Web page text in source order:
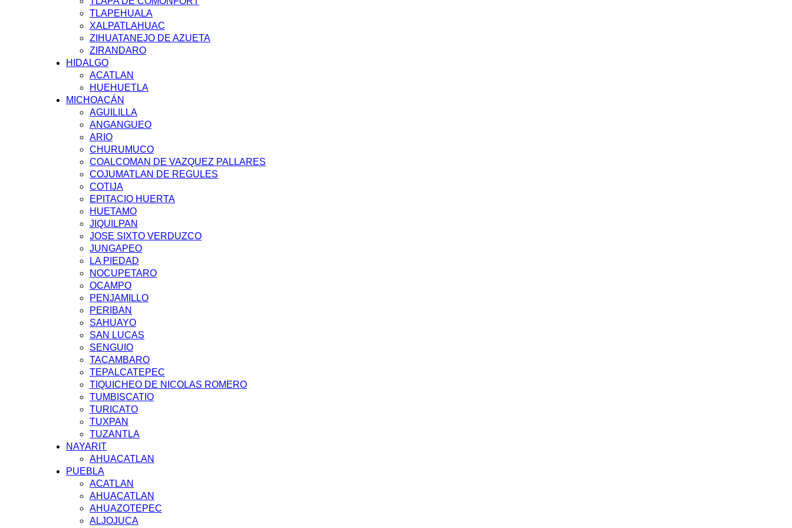
TLAPEHUALA
XALPATLAHUAC
ZIHUATANEJO DE AZUETA
ZIRANDARO
HIDALGO
ACATLAN
HUEHUETLA
MICHOACÁN
AGUILILLA
ANGANGUEO
ARIO
CHURUMUCO
COALCOMAN DE VAZQUEZ PALLARES
COJUMATLAN DE REGULES
COTIJA
EPITACIO HUERTA
HUETAMO
JIQUILPAN
JOSE SIXTO VERDUZCO
JUNGAPEO
LA PIEDAD
NOCUPETARO
OCAMPO
PENJAMILLO
PERIBAN
SAHUAYO
SAN LUCAS
SENGUIO
TACAMBARO
TEPALCATEPEC
TIQUICHEO DE NICOLAS ROMERO
TUMBISCATIO
TURICATO
TUXPAN
TUZANTLA
NAYARIT
AHUACATLAN
PUEBLA
ACATLAN
AHUACATLAN
AHUAZOTEPEC
ALJOJUCA